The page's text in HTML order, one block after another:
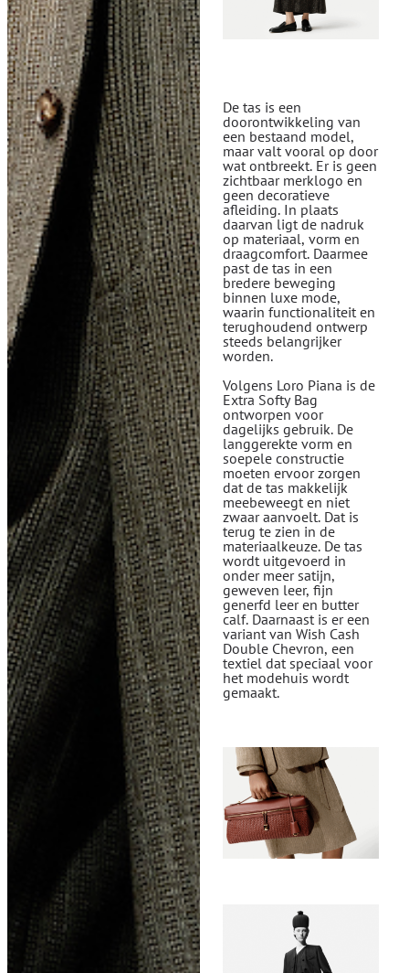
De tas is een
doorontwikkeling van
een bestaand model,
maar valt vooral op door
wat ontbreekt. Er is geen
zichtbaar merklogo en
geen decoratieve
afleiding. In plaats
daarvan ligt de nadruk
op materiaal, vorm en
draagcomfort. Daarmee
past de tas in een
bredere beweging
binnen luxe mode,
waarin functionaliteit en
terughoudend ontwerp
steeds belangrijker
worden.
Volgens Loro Piana is de
Extra Softy Bag
ontworpen voor
dagelijks gebruik. De
langgerekte vorm en
soepele constructie
moeten ervoor zorgen
dat de tas makkelijk
meebeweegt en niet
zwaar aanvoelt. Dat is
terug te zien in de
materiaalkeuze. De tas
wordt uitgevoerd in
onder meer satijn,
geweven leer, fijn
generfd leer en butter
calf. Daarnaast is er een
variant van Wish Cash
Double Chevron, een
textiel dat speciaal voor
het modehuis wordt
gemaakt.